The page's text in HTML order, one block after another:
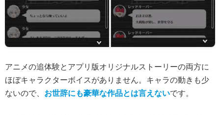
アニメの追体験とアプリ版オリジナルストーリーの両方に
ほぼキャラクターボイスがありません。キャラの動きも少
ないので、 お世辞にも豪華な作品とは言えないです。